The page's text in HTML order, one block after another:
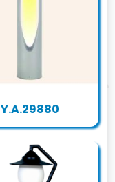
Y.A.29880